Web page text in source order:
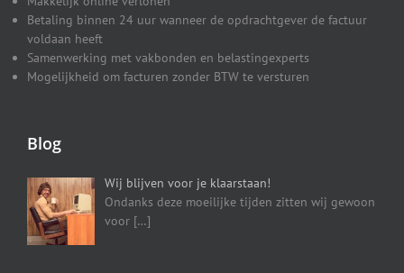
Betaling binnen 24 uur wanneer de opdrachtgever de factuur
voldaan heeft
Samenwerking met vakbonden en belastingexperts
Mogelijkheid om facturen zonder BTW te versturen
Blog
Wij blijven voor je klaarstaan!
Ondanks deze moeilijke tijden zitten wij gewoon
voor […]